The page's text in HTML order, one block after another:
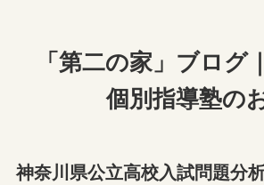
「第二の家」ブログ
個別指導塾の
神奈川県公立高校入試問題分